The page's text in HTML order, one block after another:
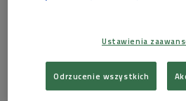
Ustawienia
Odrzucenie wszystkich